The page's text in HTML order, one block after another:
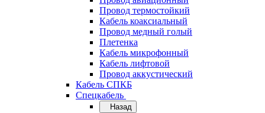
Провод термостойкий
Кабель коаксиальный
Провод медный голый
Плетенка
Кабель микрофонный
Кабель лифтовой
Провод аккустический
Кабель СПКБ
Спецкабель
Назад